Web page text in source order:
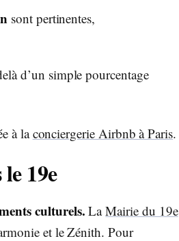
sont pertinentes,
d’un simple pourcentage
à laconciergerie Airbnb à Paris.
19e
culturels. LaMairie du 19e
et le Zénith. Pour